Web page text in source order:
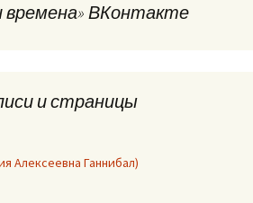
времена» ВКонтакте
и страницы
Алексеевна Ганнибал)